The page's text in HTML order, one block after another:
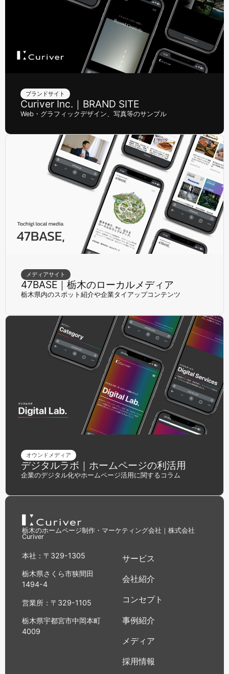
ブランドサイト
Curiver Inc.｜BRAND SITE
Web・グラフィックデザイン、写真等のサンプル
メディアサイト
47BASE｜栃木のローカルメディア
栃木県内のスポット紹介や企業タイアップコンテンツ
オウンドメディア
デジタルラボ｜ホームページの利活用
企業のデジタル化やホームページ活用に関するコラム
栃木のホームページ制作・マーケティング会社｜株式会社
Curiver
本社：〒329-1305
栃木県さくら市狭間田
1494-4
営業所：〒329-1105
栃木県宇都宮市中岡本町
4009
サービス
会社紹介
コンセプト
事例紹介
メディア
採用情報